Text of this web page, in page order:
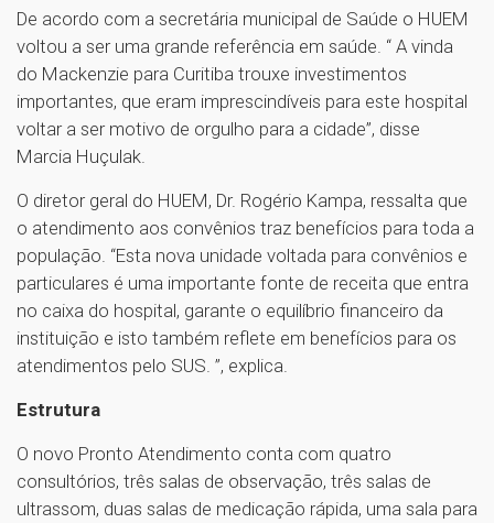
De acordo com a secretária municipal de Saúde o HUEM
voltou a ser uma grande referência em saúde. “ A vinda
do Mackenzie para Curitiba trouxe investimentos
importantes, que eram imprescindíveis para este hospital
voltar a ser motivo de orgulho para a cidade”, disse
Marcia Huçulak.
O diretor geral do HUEM, Dr. Rogério Kampa, ressalta que
o atendimento aos convênios traz benefícios para toda a
população. “Esta nova unidade voltada para convênios e
particulares é uma importante fonte de receita que entra
no caixa do hospital, garante o equilíbrio financeiro da
instituição e isto também reflete em benefícios para os
atendimentos pelo SUS. ”, explica.
Estrutura
O novo Pronto Atendimento conta com quatro
consultórios, três salas de observação, três salas de
ultrassom, duas salas de medicação rápida, uma sala para